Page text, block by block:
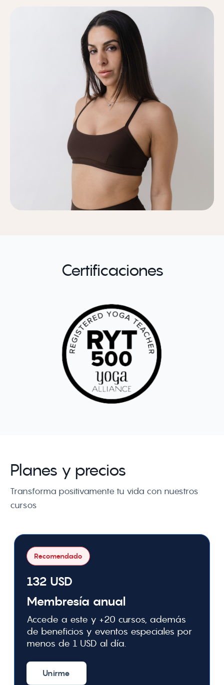
Certificaciones
Planes y precios
Transforma positivamente tu vida con nuestros
cursos
Recomendado
132 USD
Membresía anual
Accede a este y +20 cursos, además
de beneficios y eventos especiales por
menos de 1 USD al día.
Unirme